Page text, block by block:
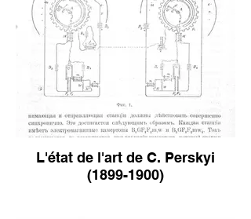
L'état de l'art de C. Perskyi
(1899-1900)